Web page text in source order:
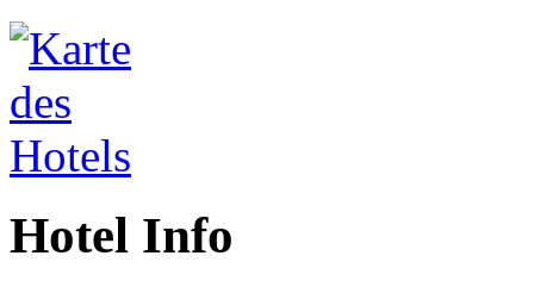
Hotel Info